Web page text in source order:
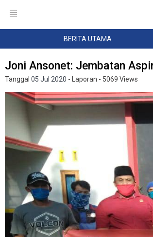
BERITA UTAMA
Joni Ansonet: Jembatan
Tanggal 05 Jul 2020 - Laporan - 5069 Views